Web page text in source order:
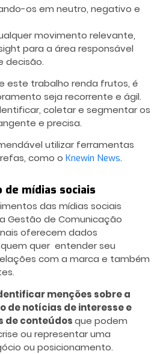
os em neutro, negativo e
movimento relevante,
para a área responsável
decisão.
este trabalho renda frutos, é
seja recorrente e ágil.
coletar e segmentar os
e precisa.
utilizar ferramentas
como o Knewin News.
mídias sociais
das mídias sociais
Gestão de Comunicação
oferecem dados
quer entender seu
com a marca e também
menções sobre a
de notícias de interesse e
de conteúdosque podem
ou representar uma
ou posicionamento.